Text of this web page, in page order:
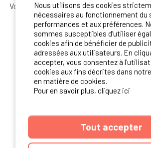
Vous souhaitez bénéficier des
Abonnez-vous à la newsletter
S'ABONNER
NOS PARTENAIRES
Nous utilisons des cookies
nécessaires au fonctionnement du
performances et aux préférences.
sommes susceptibles d’utiliser
cookies afin de bénéficier de
adressées aux utilisateurs. En
accepter, vous consentez à
cookies aux fins décrites dans
en matière de cookies.
Pour en savoir plus, cliquez ici
Tout accepter